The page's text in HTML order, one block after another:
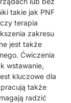
takie jak PNF
terapia
zakresu
jest także
Ćwiczenia
wstawanie,
kluczowe dla
także
radzić